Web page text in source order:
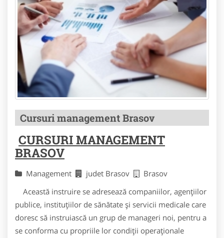
Cursuri management Brasov
CURSURI MANAGEMENT
BRASOV
Management judet Brasov
Brasov
Această instruire se adresează companiilor, agențiilor
publice, instituțiilor de sănătate și servicii medicale care
doresc să instruiască un grup de manageri noi, pentru a
se conforma cu propriile lor condiții operaționale